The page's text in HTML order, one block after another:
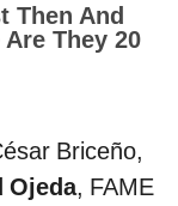
Briceño,
Ojeda, FAME